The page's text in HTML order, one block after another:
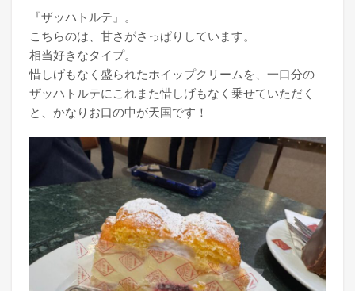
『ザッハトルテ』。
こちらのは、甘さがさっぱりしています。
相当好きなタイプ。
惜しげもなく盛られたホイップクリームを、一口分の
ザッハトルテにこれまた惜しげもなく乗せていただく
と、かなりお口の中が天国です！